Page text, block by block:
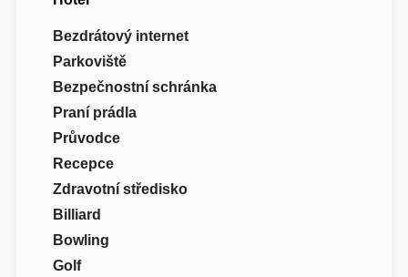
Bezdrátový internet
Parkoviště
Bezpečnostní schránka
Praní prádla
Průvodce
Recepce
Zdravotní středisko
Billiard
Bowling
Golf